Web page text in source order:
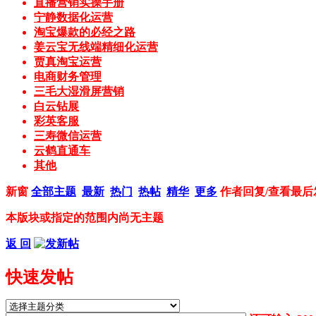
宁静数据化运营
淘宝爆款的必经之路
姜云宝无线端精细化运营
贾真淘宝运营
电商财务管理
三毛大湿滑屏营销
白云钻展
彩英客服
三寿微信运营
云鹤直通车
其他
新窗 全部主题 最新 热门 热帖 精华 更多 作者回复/查看最后
本版块或指定的范围内尚无主题
返 回
快速发帖